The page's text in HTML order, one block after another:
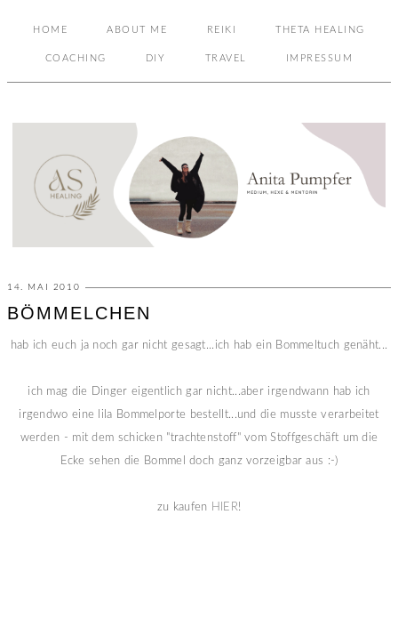
HOME ABOUT ME REIKI THETA HEALING
COACHING DIY TRAVEL IMPRESSUM
14. MAI 2010
BÖMMELCHEN
hab ich euch ja noch gar nicht gesagt...ich hab ein Bommeltuch genäht...
ich mag die Dinger eigentlich gar nicht...aber irgendwann hab ich
irgendwo eine lila Bommelporte bestellt...und die musste verarbeitet
werden - mit dem schicken "trachtenstoff" vom Stoffgeschäft um die
Ecke sehen die Bommel doch ganz vorzeigbar aus :-)
zu kaufen HIER!